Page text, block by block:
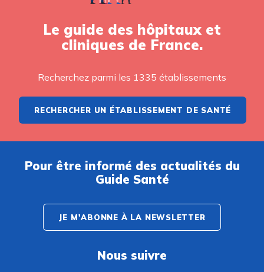
Le guide des hôpitaux et
cliniques de France.
Recherchez parmi les 1335 établissements
RECHERCHER UN ÉTABLISSEMENT DE SANTÉ
Pour être informé des actualités du
Guide Santé
JE M'ABONNE À LA NEWSLETTER
Nous suivre